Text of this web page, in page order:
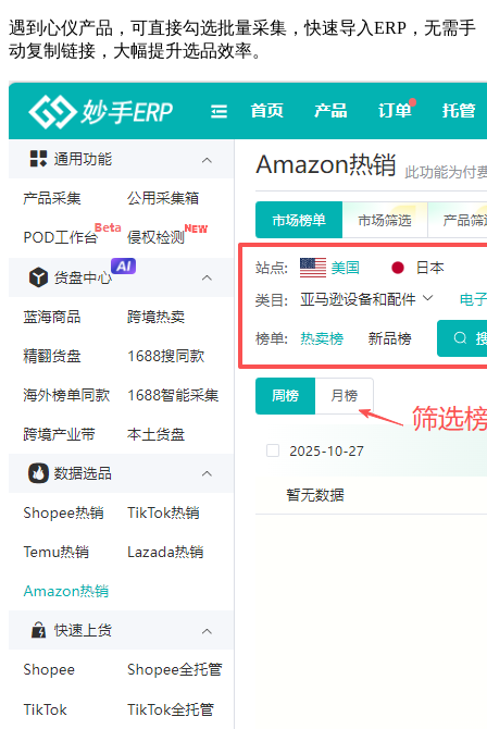
遇到心仪产品，可直接勾选批量采集，快速导入ERP，无需手
动复制链接，大幅提升选品效率。